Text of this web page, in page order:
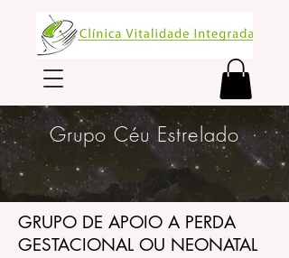
Grupo Céu Estrelado
GRUPO DE APOIO A PERDA
GESTACIONAL OU NEONATAL